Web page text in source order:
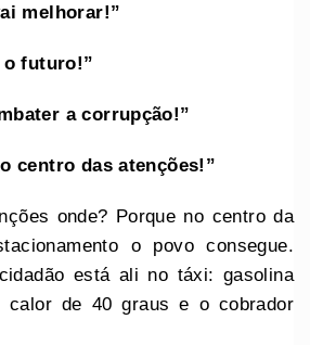
melhorar!”
futuro!”
a corrupção!”
centro das atenções!”
onde? Porque no centro da
o povo consegue.
está ali no táxi: gasolina
calor de 40 graus e o cobrador